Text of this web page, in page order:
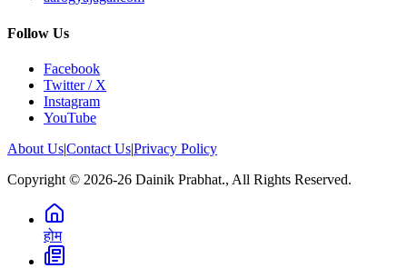
Follow Us
Facebook
Twitter / X
Instagram
YouTube
About Us|Contact Us|Privacy Policy
Copyright © 2026-26 Dainik Prabhat., All Rights Reserved.
होम